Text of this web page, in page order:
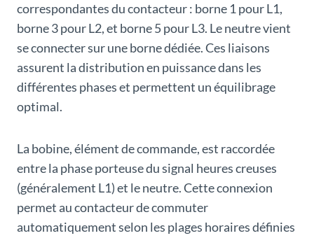
correspondantes du contacteur : borne 1 pour L1,
borne 3 pour L2, et borne 5 pour L3. Le neutre vient
se connecter sur une borne dédiée. Ces liaisons
assurent la distribution en puissance dans les
différentes phases et permettent un équilibrage
optimal.
La bobine, élément de commande, est raccordée
entre la phase porteuse du signal heures creuses
(généralement L1) et le neutre. Cette connexion
permet au contacteur de commuter
automatiquement selon les plages horaires définies